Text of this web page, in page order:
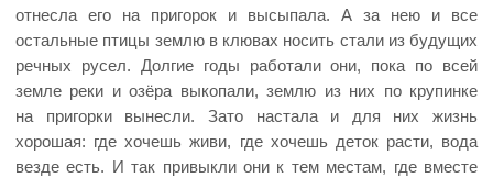
отнесла его на пригорок и высыпала. А за нею и все
остальные птицы землю в клювах носить стали из будущих
речных русел. Долгие годы работали они, пока по всей
земле реки и озёра выкопали, землю из них по крупинке
на пригорки вынесли. Зато настала и для них жизнь
хорошая: где хочешь живи, где хочешь деток расти, вода
везде есть. И так привыкли они к тем местам, где вместе